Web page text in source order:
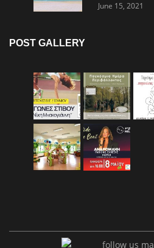
June 15, 2021
POST GALLERY